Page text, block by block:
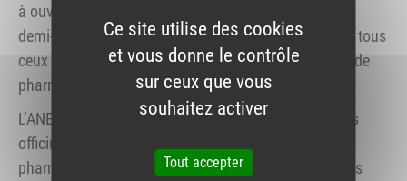
à ouvrir leurs portes, le temps d’une journée ou d’une
demi-journée, aux lycéens, collégiens, étudiants ou à tous
ceux qui aimeraient découvrir la richesse des études de
pharmacie et des métiers qui en découlent.
L’ANEPF compte sur la mobilisation des pharmaciens
officinaux pour expliquer les différents métiers de la
pharmacie, que ce soit à l’officine, à l’hôpital, dans les
Ce site utilise des cookies
et vous donne le contrôle
sur ceux que vous
souhaitez activer
Tout accepter